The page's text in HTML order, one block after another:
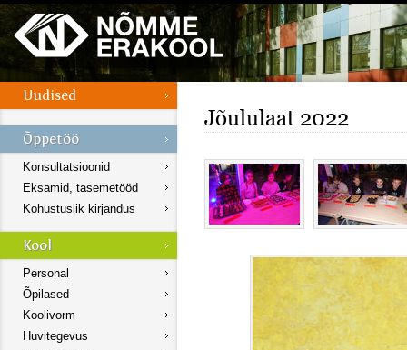
Konsultatsioonid
Eksamid, tasemetööd
Kohustuslik kirjandus
Personal
Õpilased
Koolivorm
Huvitegevus
Jõululaat 2022